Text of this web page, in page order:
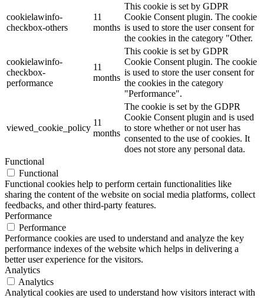
cookielawinfo-
checkbox-others
11
months
This cookie is set by GDPR
Cookie Consent plugin. The cookie
is used to store the user consent for
the cookies in the category "Other.
cookielawinfo-
checkbox-
performance
11
months
This cookie is set by GDPR
Cookie Consent plugin. The cookie
is used to store the user consent for
the cookies in the category
"Performance".
viewed_cookie_policy
11
months
The cookie is set by the GDPR
Cookie Consent plugin and is used
to store whether or not user has
consented to the use of cookies. It
does not store any personal data.
Functional
Functional
Functional cookies help to perform certain functionalities like
sharing the content of the website on social media platforms, collect
feedbacks, and other third-party features.
Performance
Performance
Performance cookies are used to understand and analyze the key
performance indexes of the website which helps in delivering a
better user experience for the visitors.
Analytics
Analytics
Analytical cookies are used to understand how visitors interact with